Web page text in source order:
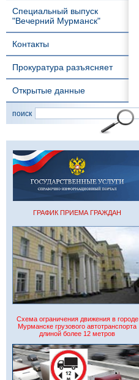
Специальный выпуск
"Вечерний Мурманск"
Контакты
Прокуратура разъясняет
Открытые данные
поиск
ГРАФИК ПРИЕМА ГРАЖДАН
Схема ограничения движения в городе
Мурманске грузового автотранспорта
длиной более 12 метров